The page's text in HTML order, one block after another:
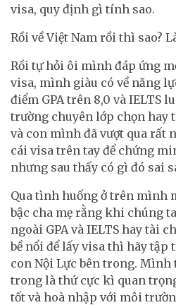
visa, quy định gì tính sao.
Rồi về Việt Nam rồi thì sao?
Rồi tự hỏi ôi mình đáp ứng
visa, mình giàu có về năng
điểm GPA trên 8,0 và IELTS
trường chuyên lớp chọn hay
và con mình đã vượt qua rất
cái visa trên tay để chứng
nhưng sau thấy có gì đó sai
Qua tình huống ở trên mình
bậc cha mẹ rằng khi chúng
ngoài GPA và IELTS hay tài
bề nổi để lấy visa thì hãy tập
con Nội Lực bên trong.
trong là thứ cực kì quan
tốt và hoà nhập với môi